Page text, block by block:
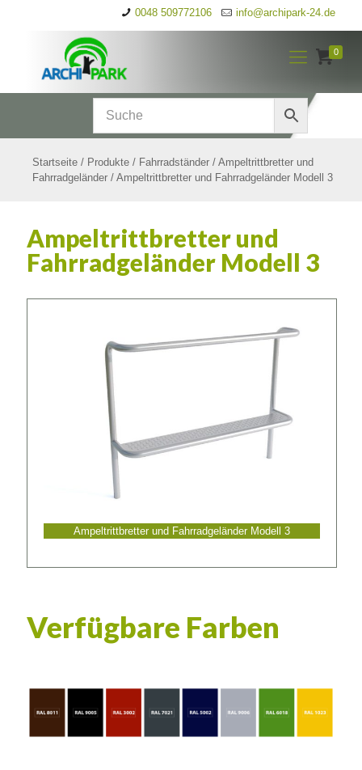
0048 509772106 info@archipark-24.de
0
Startseite / Produkte / Fahrradständer / Ampeltrittbretter und
Fahrradgeländer / Ampeltrittbretter und Fahrradgeländer Modell 3
Ampeltrittbretter und
Fahrradgeländer Modell 3
Ampeltrittbretter und Fahrradgeländer Modell 3
Verfügbare Farben